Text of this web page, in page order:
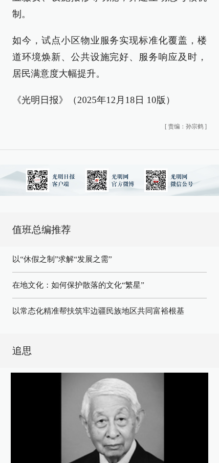
制。
如今，试点小区物业服务实现标准化覆盖，楼
道环境焕新、公共设施完好、服务响应及时，
居民满意度大幅提升。
《光明日报》（2025年12月18日 10版）
[ 责编：孙宗鹤 ]
值班总编推荐
以“休假之制”求解“发展之需”
在地文化：如何保护散落的文化“繁星”
以常态化精准帮扶筑牢边疆民族地区共同富裕根基
追思